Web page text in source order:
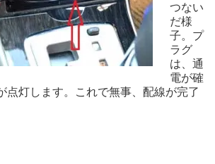
つない
だ様
子。プ
ラグ
は、通
電が確
点灯します。これで無事、配線が完了